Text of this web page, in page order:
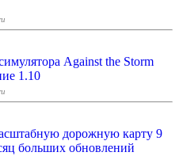
Against the Storm
1.10
дорожную карту 9
больших обновлений